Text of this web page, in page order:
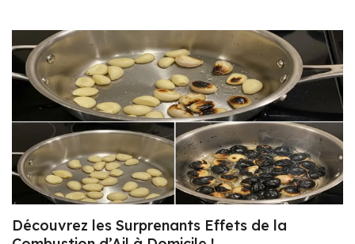
Découvrez les Surprenants Effets de la